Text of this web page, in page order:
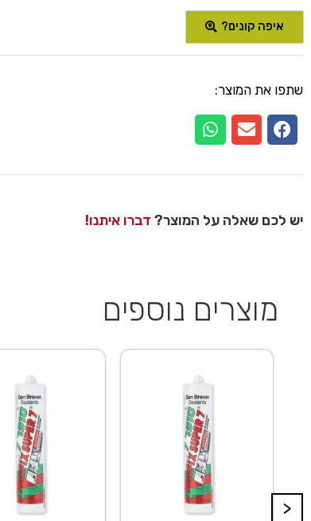
איפה קונים?
שתפו את המוצר:
יש לכם שאלה על המוצר? דברו איתנו!
מוצרים נוספים
>